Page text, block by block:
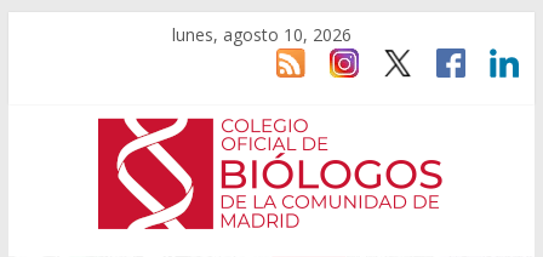
lunes, agosto 10, 2026